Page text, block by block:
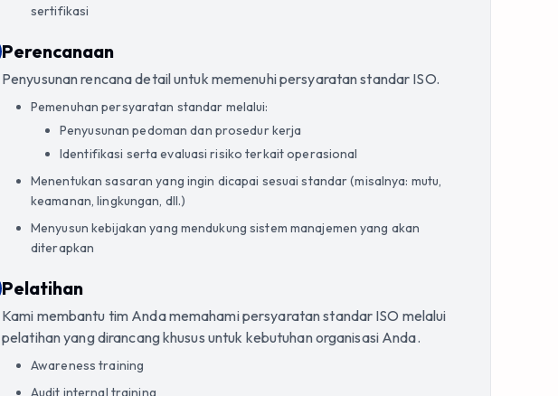
sertifikasi
2.
Perencanaan
Penyusunan rencana detail untuk memenuhi persyaratan standar ISO.
Pemenuhan persyaratan standar melalui:
Penyusunan pedoman dan prosedur kerja
Identifikasi serta evaluasi risiko terkait operasional
Menentukan sasaran yang ingin dicapai sesuai standar (misalnya: mutu,
keamanan, lingkungan, dll.)
Menyusun kebijakan yang mendukung sistem manajemen yang akan
diterapkan
3.
Pelatihan
Kami membantu tim Anda memahami persyaratan standar ISO melalui
pelatihan yang dirancang khusus untuk kebutuhan organisasi Anda.
Awareness training
Audit internal training